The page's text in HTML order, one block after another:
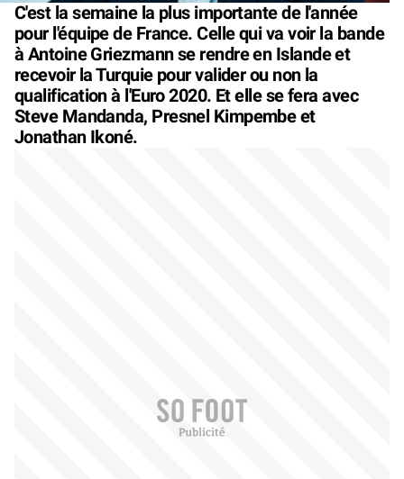
C'est la semaine la plus importante de l'année
pour l'équipe de France. Celle qui va voir la bande
à Antoine Griezmann se rendre en Islande et
recevoir la Turquie pour valider ou non la
qualification à l'Euro 2020. Et elle se fera avec
Steve Mandanda, Presnel Kimpembe et
Jonathan Ikoné.